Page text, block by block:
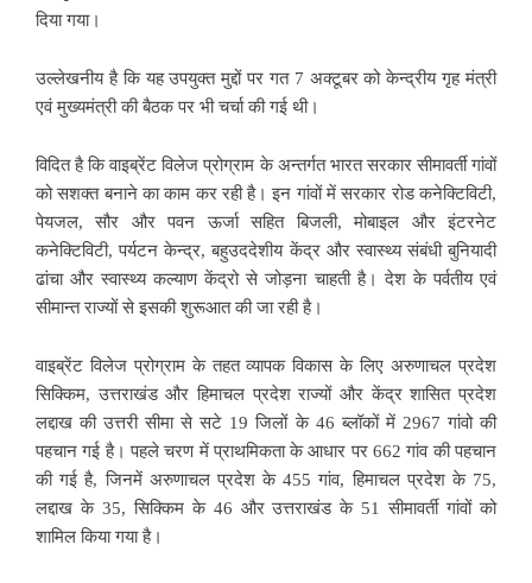
दिया गया।
उल्लेखनीय है कि यह उपयुक्त मुद्दों पर गत 7 अक्टूबर को केन्द्रीय गृह मंत्री
एवं मुख्यमंत्री की बैठक पर भी चर्चा की गई थी।
विदित है कि वाइब्रेंट विलेज प्रोग्राम के अन्तर्गत भारत सरकार सीमावर्ती गांवों
को सशक्त बनाने का काम कर रही है। इन गांवों में सरकार रोड कनेक्टिविटी,
पेयजल, सौर और पवन ऊर्जा सहित बिजली, मोबाइल और इंटरनेट
कनेक्टिविटी, पर्यटन केन्द्र, बहुउददेशीय केंद्र और स्वास्थ्य संबंधी बुनियादी
ढांचा और स्वास्थ्य कल्याण केंद्रो से जोड़ना चाहती है। देश के पर्वतीय एवं
सीमान्त राज्यों से इसकी शुरूआत की जा रही है।
वाइब्रेंट विलेज प्रोग्राम के तहत व्यापक विकास के लिए अरुणाचल प्रदेश
सिक्किम, उत्तराखंड और हिमाचल प्रदेश राज्यों और केंद्र शासित प्रदेश
लद्दाख की उत्तरी सीमा से सटे 19 जिलों के 46 ब्लॉकों में 2967 गांवो की
पहचान गई है। पहले चरण में प्राथमिकता के आधार पर 662 गांव की पहचान
की गई है, जिनमें अरुणाचल प्रदेश के 455 गांव, हिमाचल प्रदेश के 75,
लद्दाख के 35, सिक्किम के 46 और उत्तराखंड के 51 सीमावर्ती गांवों को
शामिल किया गया है।